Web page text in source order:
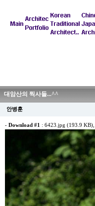
대암산의 찍사들...^^
안병훈
- Download #1 : 6423.jpg (193.9 KB)